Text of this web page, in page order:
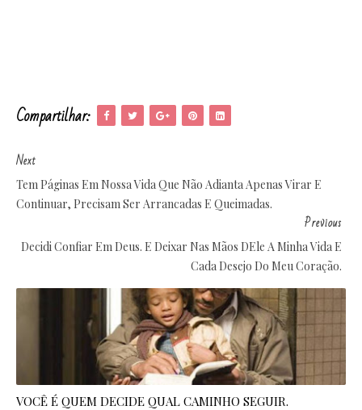
Compartilhar:
Next
Tem Páginas Em Nossa Vida Que Não Adianta Apenas Virar E
Continuar, Precisam Ser Arrancadas E Queimadas.
Previous
Decidi Confiar Em Deus. E Deixar Nas Mãos DEle A Minha Vida E
Cada Desejo Do Meu Coração.
VOCÊ É QUEM DECIDE QUAL CAMINHO SEGUIR.